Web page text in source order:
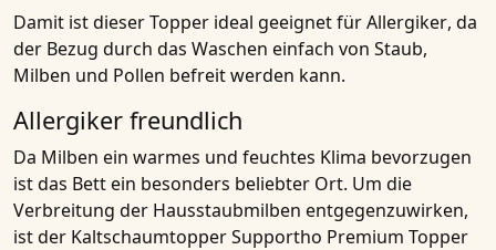
Damit ist dieserTopper ideal geeignet für Allergiker, da
der Bezug durch das Waschen einfach von Staub,
Milben und Pollen befreit werden kann.
Allergiker freundlich
Da Milben ein warmes und feuchtes Klima bevorzugen
ist das Bett ein besonders beliebter Ort. Um die
Verbreitung der Hausstaubmilben entgegenzuwirken,
ist der Kaltschaumtopper Supportho Premium Topper